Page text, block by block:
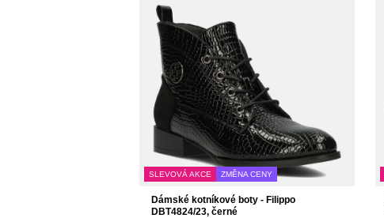
SLEVOVÁ AKCE ZMĚNA CENY
Dámské kotníkové boty - Filippo
DBT4824/23, černé